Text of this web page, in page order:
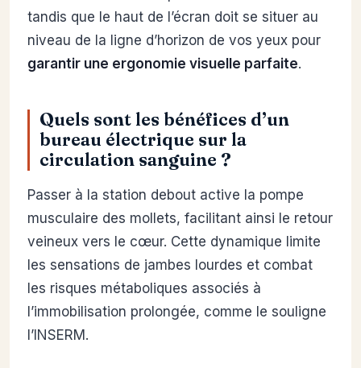
tandis que le haut de l’écran doit se situer au
niveau de la ligne d’horizon de vos yeux pour
garantir une ergonomie visuelle parfaite.
Quels sont les bénéfices d’un
bureau électrique sur la
circulation sanguine ?
Passer à la station debout active la pompe
musculaire des mollets, facilitant ainsi le retour
veineux vers le cœur. Cette dynamique limite
les sensations de jambes lourdes et combat
les risques métaboliques associés à
l’immobilisation prolongée, comme le souligne
l’INSERM.